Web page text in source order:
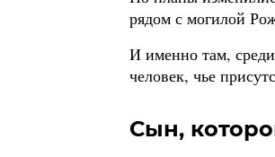
рядом с могилой
И именно там,
человек, чье
Сын,